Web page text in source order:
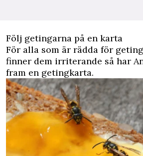
Följ getingarna på en karta
För alla som är rädda för
finner dem irriterande så har
fram en getingkarta.